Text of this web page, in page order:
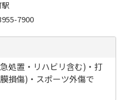
7900
処置・リハビリ含む)・打
損傷)・スポーツ外傷で